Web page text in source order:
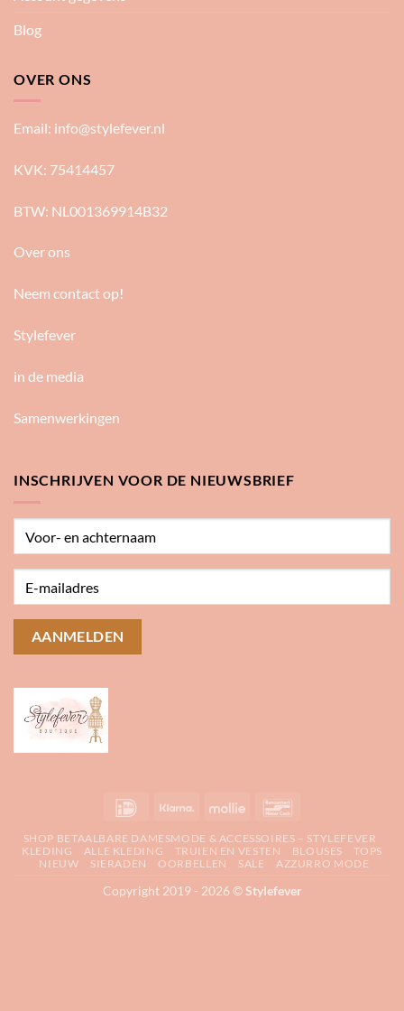
Blog
OVER ONS
Email: info@stylefever.nl
KVK: 75414457
BTW: NL001369914B32
Over ons
Neem contact op!
Stylefever
in de media
Samenwerkingen
INSCHRIJVEN VOOR DE NIEUWSBRIEF
IDeal Klarna Mollie
SHOP BETAALBARE DAMESMODE & ACCESSOIRES – STYLEFEVER
KLEDING
ALLE KLEDING TRUIEN EN VESTEN BLOUSES
TOPS
NIEUW
SIERADEN OORBELLEN SALE AZZURRO MODE
Copyright 2019 - 2026 ©Stylefever